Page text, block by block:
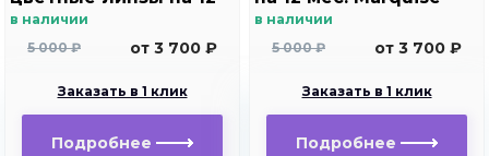
мес. Marquise blue
в наличии
5 000 ₽
от 3 700 ₽
Заказать в 1 клик
Подробнее
Rumeisa blue
в наличии
5 000 ₽
от 3 700 ₽
Заказать в 1 клик
Подробнее